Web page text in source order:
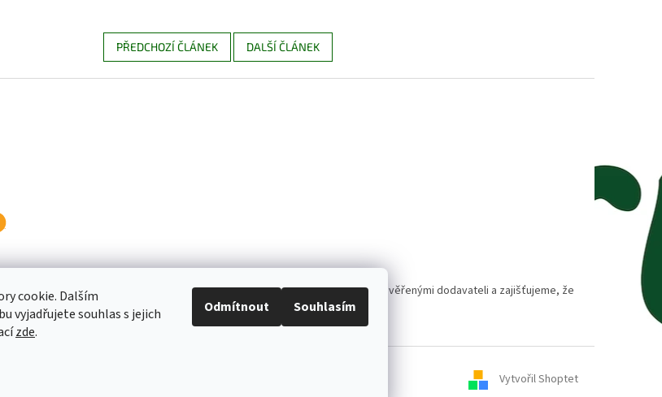
cookie. Dalším
vyjadřujete souhlas s jejich
zde.
Odmítnout Souhlasím
PŘEDCHOZÍ ČLÁNEK DALŠÍ ČLÁNEK
a ošetřujeme, aby byly zdravé a bez škůdců 🐛. Spolupracujeme s prověřenými dodavateli a zajišťujeme, že
Vytvořil Shoptet